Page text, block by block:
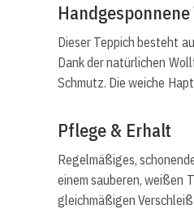
Dieser Teppich besteht
Dank der natürlichen
Schmutz. Die weiche
Pflege & Erhalt
Regelmäßiges,
einem sauberen, weißen
gleichmäßigen